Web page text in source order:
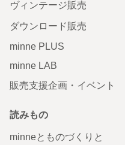
ヴィンテージ販売
ダウンロード販売
minne PLUS
minne LAB
販売支援企画・イベント
読みもの
minneとものづくりと